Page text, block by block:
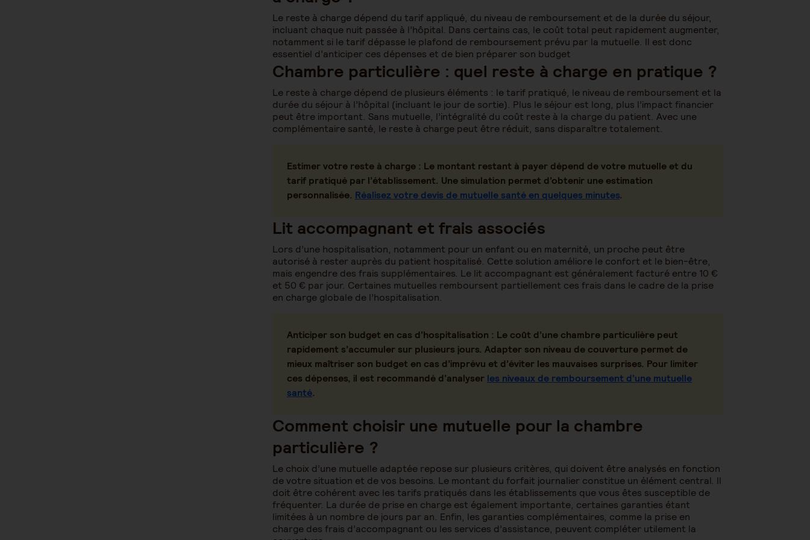
Le reste à charge dépend du tarif appliqué, du niveau de remboursement et de la durée du séjour,
incluant chaque nuit passée à l’hôpital. Dans certains cas, le coût total peut rapidement augmenter,
notamment si le tarif dépasse le plafond de remboursement prévu par la mutuelle. Il est donc
essentiel d’anticiper ces dépenses et de bien préparer son budget
Chambre particulière : quel reste à charge en pratique ?
Le reste à charge dépend de plusieurs éléments : le tarif pratiqué, le niveau de remboursement et la
durée du séjour à l’hôpital (incluant le jour de sortie). Plus le séjour est long, plus l’impact financier
peut être important. Sans mutuelle, l’intégralité du coût reste à la charge du patient. Avec une
complémentaire santé, le reste à charge peut être réduit, sans disparaître totalement.
Estimer votre reste à charge : Le montant restant à payer dépend de votre mutuelle et du
tarif pratiqué par l’établissement. Une simulation permet d’obtenir une estimation
personnalisée. Réalisez votre devis de mutuelle santé en quelques minutes.
Lit accompagnant et frais associés
Lors d’une hospitalisation, notamment pour un enfant ou en maternité, un proche peut être
autorisé à rester auprès du patient hospitalisé. Cette solution améliore le confort et le bien-être,
mais engendre des frais supplémentaires. Le lit accompagnant est généralement facturé entre 10 €
et 50 € par jour. Certaines mutuelles remboursent partiellement ces frais dans le cadre de la prise
en charge globale de l’hospitalisation.
Anticiper son budget en cas d’hospitalisation : Le coût d’une chambre particulière peut
rapidement s’accumuler sur plusieurs jours. Adapter son niveau de couverture permet de
mieux maîtriser son budget en cas d’imprévu et d’éviter les mauvaises surprises. Pour limiter
ces dépenses, il est recommandé d’analyser les niveaux de remboursement d’une mutuelle
santé.
Comment choisir une mutuelle pour la chambre
particulière ?
Le choix d’une mutuelle adaptée repose sur plusieurs critères, qui doivent être analysés en fonction
de votre situation et de vos besoins. Le montant du forfait journalier constitue un élément central. Il
doit être cohérent avec les tarifs pratiqués dans les établissements que vous êtes susceptible de
fréquenter. La durée de prise en charge est également importante, certaines garanties étant
limitées à un nombre de jours par an. Enfin, les garanties complémentaires, comme la prise en
charge des frais d’accompagnant ou les services d’assistance, peuvent compléter utilement la